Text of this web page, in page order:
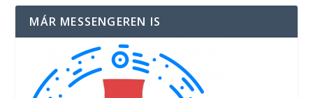
MÁR MESSENGEREN IS